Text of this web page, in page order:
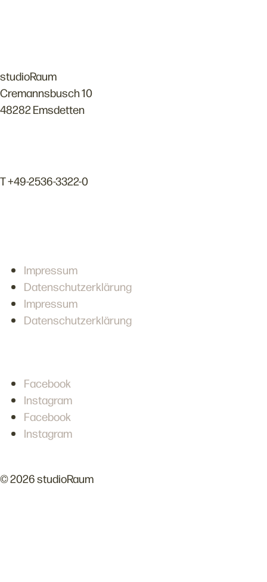
studioRaum
Cremannsbusch 10
48282 Emsdetten
T +49-2536-3322-0
Impressum
Datenschutzerklärung
Impressum
Datenschutzerklärung
Facebook
Instagram
Facebook
Instagram
© 2026 studioRaum